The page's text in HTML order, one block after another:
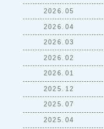
2026.05
2026.04
2026.03
2026.02
2026.01
2025.12
2025.07
2025.04